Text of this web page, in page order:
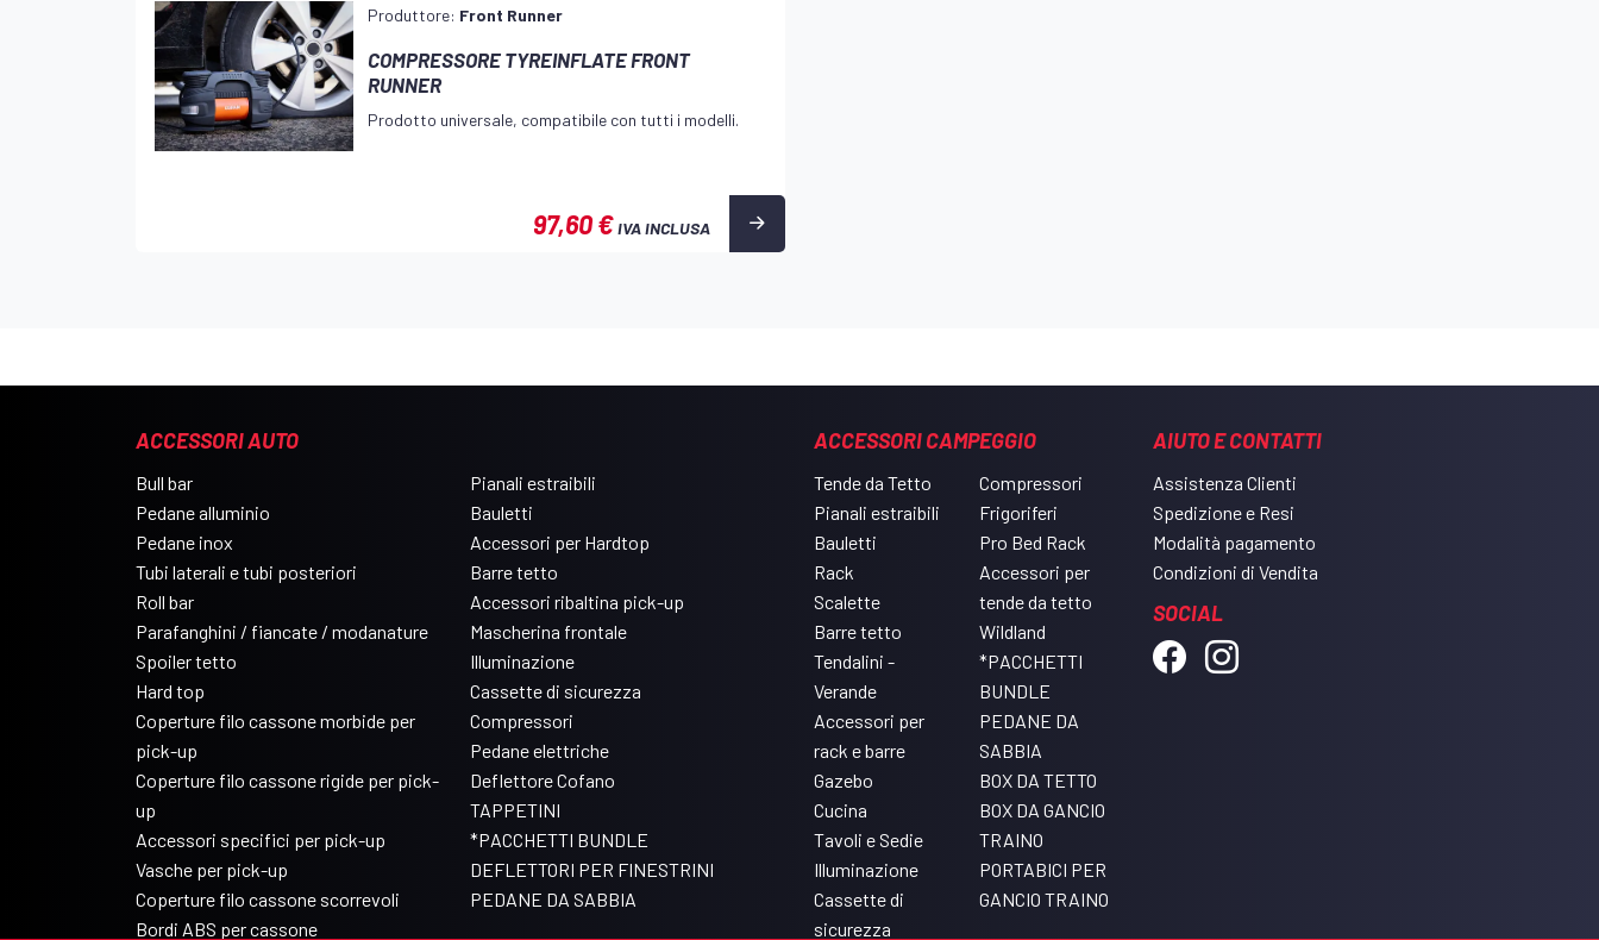
Produttore: Front Runner
COMPRESSORE TYREINFLATE FRONT
RUNNER
Prodotto universale, compatibile con tutti i modelli.
97,60 €IVA INCLUSA
ACCESSORI AUTO
Bull bar
Pedane alluminio
Pedane inox
Tubi laterali e tubi posteriori
Roll bar
Parafanghini / fiancate / modanature
Spoiler tetto
Hard top
Coperture filo cassone morbide per
pick-up
Coperture filo cassone rigide per pick-
up
Accessori specifici per pick-up
Vasche per pick-up
Coperture filo cassone scorrevoli
Bordi ABS per cassone
Pianali estraibili
Bauletti
Accessori per Hardtop
Barre tetto
Accessori ribaltina pick-up
Mascherina frontale
Illuminazione
Cassette di sicurezza
Compressori
Pedane elettriche
Deflettore Cofano
TAPPETINI
*PACCHETTI BUNDLE
DEFLETTORI PER FINESTRINI
PEDANE DA SABBIA
ACCESSORI CAMPEGGIO
Tende da Tetto
Pianali estraibili
Bauletti
Rack
Scalette
Barre tetto
Tendalini -
Verande
Accessori per
rack e barre
Gazebo
Cucina
Tavoli e Sedie
Illuminazione
Cassette di
sicurezza
Compressori
Frigoriferi
Pro Bed Rack
Accessori per
tende da tetto
Wildland
*PACCHETTI
BUNDLE
PEDANE DA
SABBIA
BOX DA TETTO
BOX DA GANCIO
TRAINO
PORTABICI PER
GANCIO TRAINO
AIUTO E CONTATTI
Assistenza Clienti
Spedizione e Resi
Modalità pagamento
Condizioni di Vendita
SOCIAL